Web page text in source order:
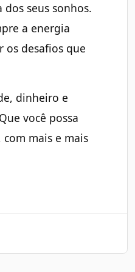
dos seus sonhos.
a energia
os desafios que
dinheiro e
você possa
mais e mais